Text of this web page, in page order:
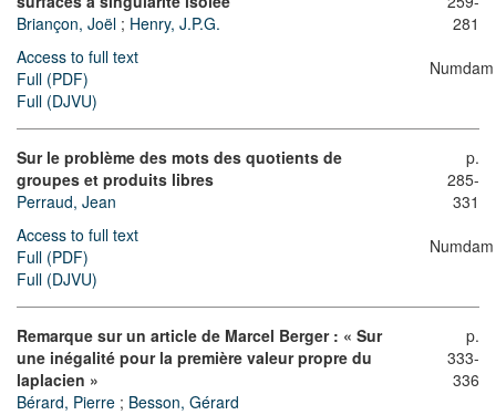
Briançon, Joël ; Henry, J.P.G.
Access to full text
Full (PDF)
Full (DJVU)
281
Numdam
Sur le problème des mots des quotients de
groupes et produits libres
Perraud, Jean
Access to full text
Full (PDF)
Full (DJVU)
p.
285-
331
Numdam
Remarque sur un article de Marcel Berger : « Sur
une inégalité pour la première valeur propre du
laplacien »
Bérard, Pierre ; Besson, Gérard
p.
333-
336